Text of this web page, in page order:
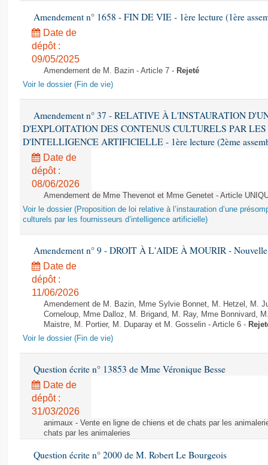
Amendement n° 1658 - FIN DE VIE - 1ère lecture (1ère
Date de
dépôt :
09/05/2025
Amendement de M. Bazin - Article 7 - Rejeté
Voir le dossier (Fin de vie)
Amendement n° 37 - RELATIVE À L'INSTAURATION
D'EXPLOITATION DES CONTENUS CULTURELS PAR LES
D'INTELLIGENCE ARTIFICIELLE - 1ère lecture (2ème
Date de
dépôt :
08/06/2026
Amendement de Mme Thevenot et Mme Genetet - Article
Voir le dossier (Proposition de loi relative à l’instauration d’une
culturels par les fournisseurs d’intelligence artificielle)
Amendement n° 9 - DROIT À L'AIDE À MOURIR -
Date de
dépôt :
11/06/2026
Amendement de M. Bazin, Mme Sylvie Bonnet, M. Hetzel, M.
Corneloup, Mme Dalloz, M. Brigand, M. Ray, Mme Bonnivard,
Maistre, M. Portier, M. Duparay et M. Gosselin - Article 6 -
Voir le dossier (Fin de vie)
Question écrite n° 13853 de Mme Véronique Besse
Date de
dépôt :
31/03/2026
animaux - Vente en ligne de chiens et de chats par les
chats par les animaleries
Question écrite n° 2000 de M. Robert Le Bourgeois